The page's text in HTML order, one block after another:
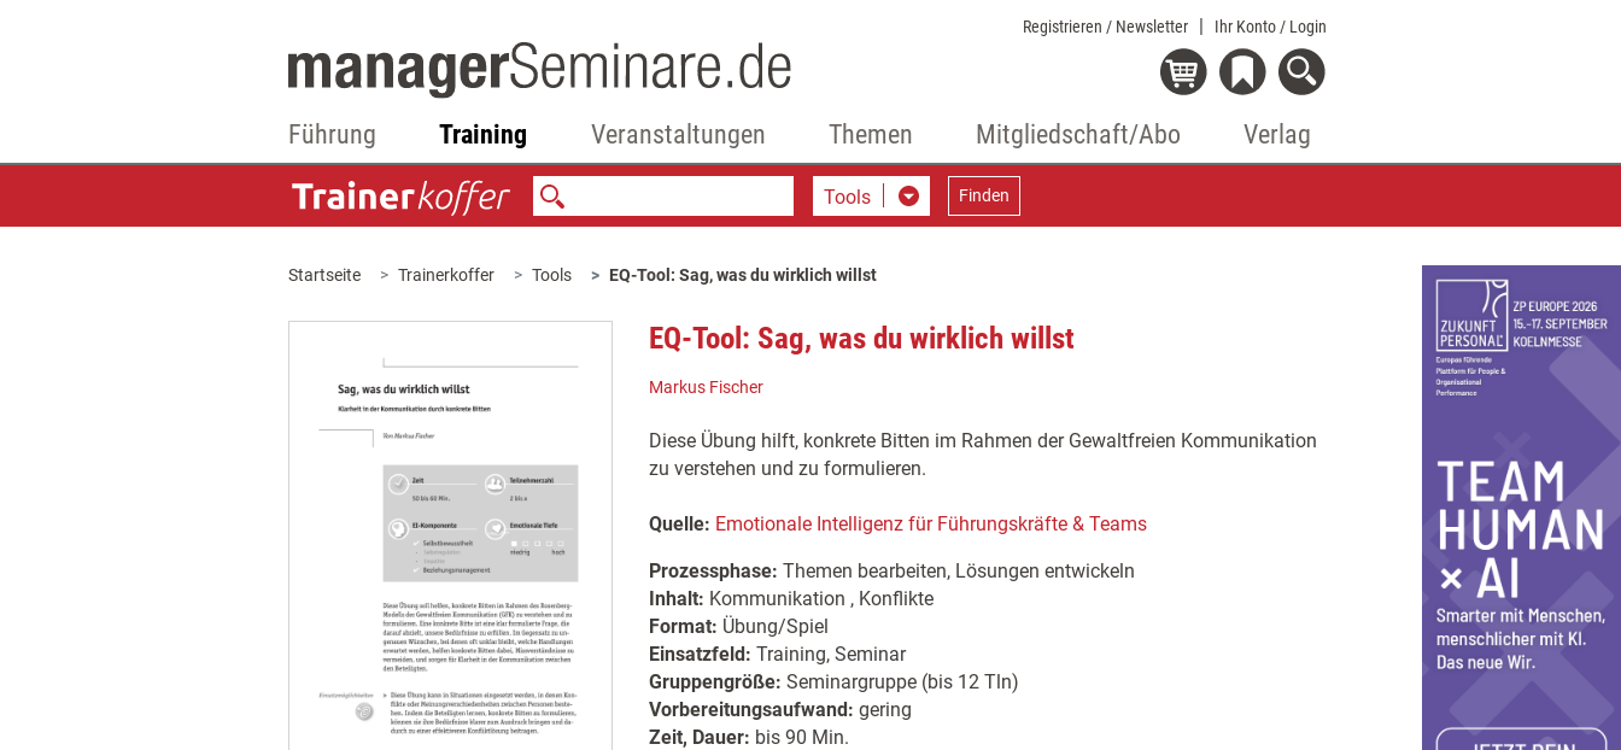
Registrieren / Newsletter Ihr Konto / Login
Führung Training Veranstaltungen Themen Mitgliedschaft/Abo Verlag
Tools Finden
Startseite Trainerkoffer Tools EQ-Tool: Sag, was du wirklich willst
EQ-Tool: Sag, was du wirklich willst
Markus Fischer
Diese Übung hilft, konkrete Bitten im Rahmen der Gewaltfreien Kommunikation
zu verstehen und zu formulieren.
Quelle: Emotionale Intelligenz für Führungskräfte & Teams
Prozessphase: Themen bearbeiten, Lösungen entwickeln
Inhalt: Kommunikation , Konflikte
Format: Übung/Spiel
Einsatzfeld: Training, Seminar
Gruppengröße: Seminargruppe (bis 12 Tln)
Vorbereitungsaufwand: gering
Zeit, Dauer: bis 90 Min.